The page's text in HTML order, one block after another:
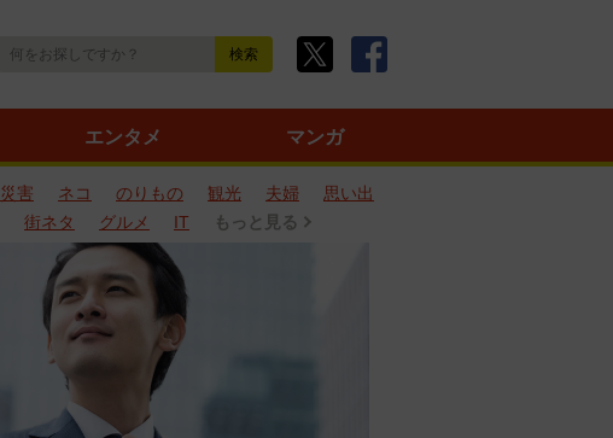
エンタメ マンガ
災害 ネコ のりもの 観光 夫婦
思い出
街ネタ グルメ IT もっと見る